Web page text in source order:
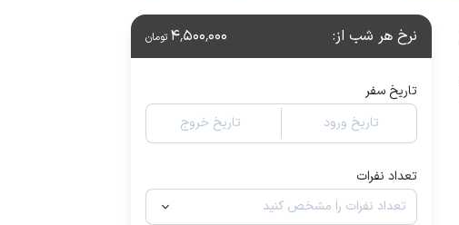
نرخ هر شب از: 4٬500٬000 تومان
تاریخ سفر
تاریخ ورود
تاریخ خروج
تعداد نفرات